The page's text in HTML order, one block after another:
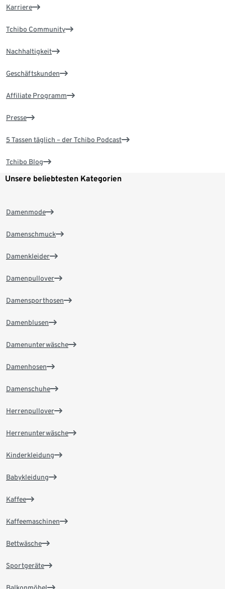
Karriere
Tchibo Community
Nachhaltigkeit
Geschäftskunden
Affiliate Programm
Presse
5 Tassen täglich – der Tchibo Podcast
Tchibo Blog
Unsere beliebtesten Kategorien
Damenmode
Damenschmuck
Damenkleider
Damenpullover
Damensporthosen
Damenblusen
Damenunterwäsche
Damenhosen
Damenschuhe
Herrenpullover
Herrenunterwäsche
Kinderkleidung
Babykleidung
Kaffee
Kaffeemaschinen
Bettwäsche
Sportgeräte